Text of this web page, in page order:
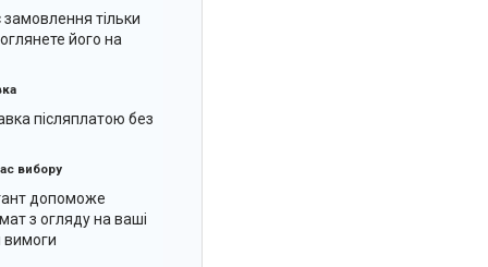
замовлення тільки
його на
післяплатою без
вибору
допоможе
з огляду на ваші
вимоги